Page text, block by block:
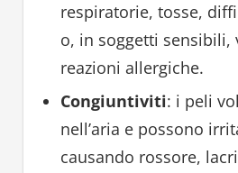
respiratorie, tosse,
o, in soggetti sensibili,
reazioni allergiche.
Congiuntiviti: i peli
nell’aria e possono
causando rossore,